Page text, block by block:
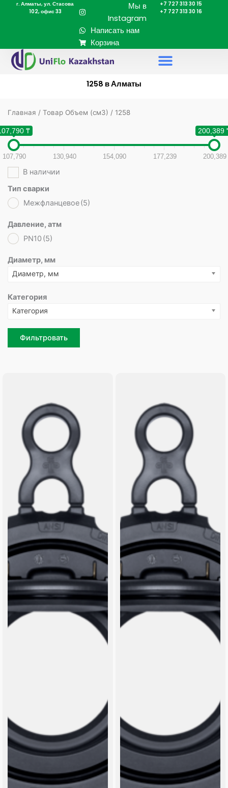
Перейтиг. Алматы, ул. Стасова
102, офис 33
Мы в
Instagram
Написать нам
Корзина
+7 727 313 30 15
+7 727 313 30 16
1258 в Алматы
Главная / Товар Объем (cм3) / 1258
₸ 200,389
107,790 130,940 154,090 177,239 200,389
В наличии
Тип сварки
Межфланцевое(5)
Давление, атм
PN10(5)
Диаметр, мм
Диаметр, мм
Категория
Категория
Фильтровать